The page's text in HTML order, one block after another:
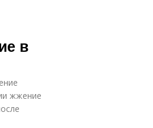
в
жжение